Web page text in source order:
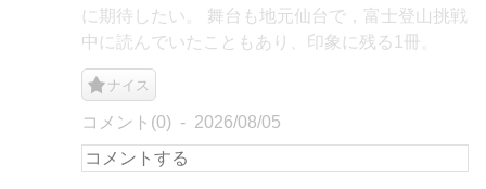
に期待したい。 舞台も地元仙台で，富士登山挑戦
中に読んでいたこともあり、印象に残る1冊。
ナイス
コメント(0) 2026/08/05